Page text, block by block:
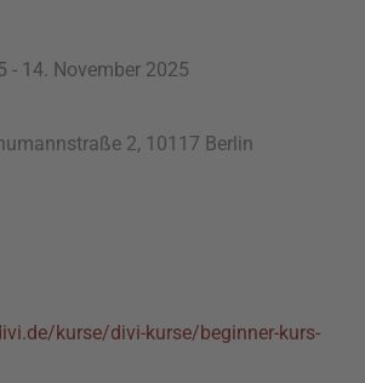
- 14. November 2025
2, 10117 Berlin
kurse/divi-kurse/beginner-kurs-